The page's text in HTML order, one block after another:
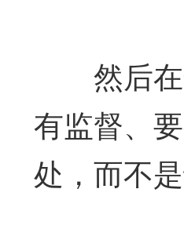
然后在
有监督、
处，而不